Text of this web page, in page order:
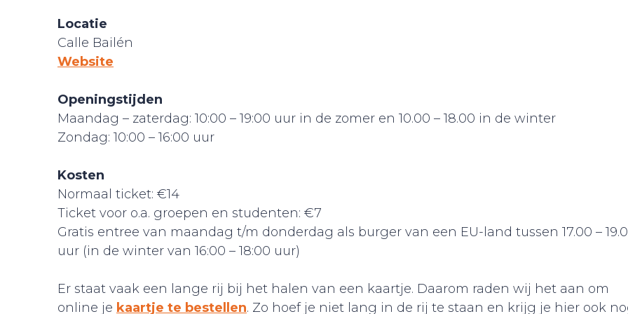
Locatie
Calle Bailén
Website
Openingstijden
Maandag – zaterdag: 10:00 – 19:00 uur in de zomer en 10.00 – 18.00 in de winter
Zondag: 10:00 – 16:00 uur
Kosten
Normaal ticket: €14
Ticket voor o.a. groepen en studenten: €7
Gratis entree van maandag t/m donderdag als burger van een EU-land tussen 17.00 –
uur (in de winter van 16:00 – 18:00 uur)
Er staat vaak een lange rij bij het halen van een kaartje. Daarom raden wij het aan om
online je kaartje te bestellen. Zo hoef je niet lang in de rij te staan en krijg je hier ook